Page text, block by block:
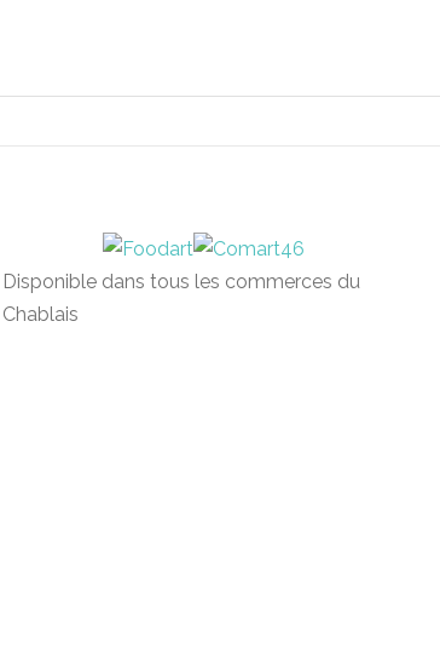
Disponible dans tous les commerces du
Chablais